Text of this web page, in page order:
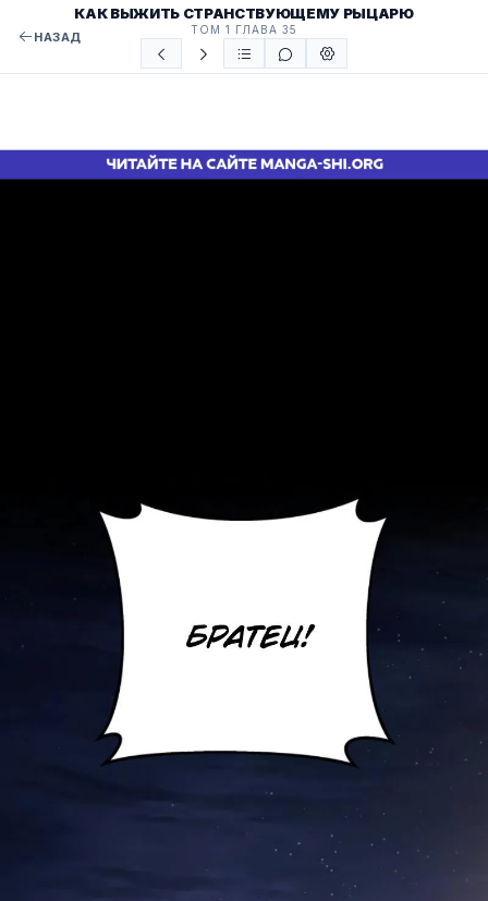
НАЗАД
КАК ВЫЖИТЬ СТРАНСТВУЮЩЕМУ РЫЦАРЮ
ТОМ 1 ГЛАВА 35